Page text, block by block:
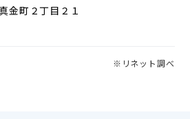
町２丁目２１
※リネット調べ